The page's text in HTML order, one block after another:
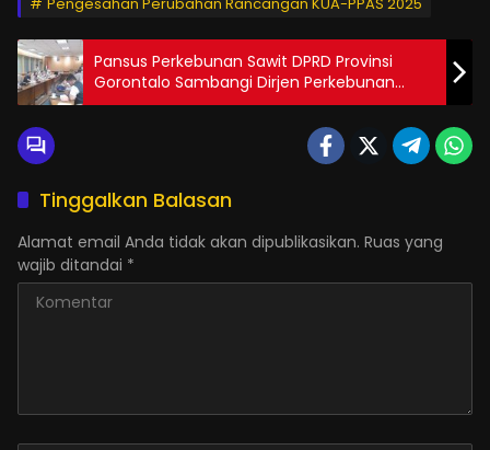
Pansus Perkebunan Sawit DPRD Provinsi
Gorontalo Sambangi Dirjen Perkebunan
Kementan RI
Tinggalkan Balasan
Alamat email Anda tidak akan dipublikasikan. Ruas yang
wajib ditandai *